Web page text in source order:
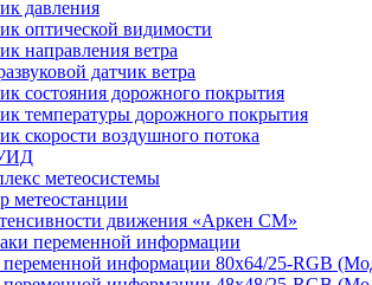
давления
оптической видимости
направления ветра
датчик ветра
состояния дорожного покрытия
температуры дорожного покрытия
скорости воздушного потока
метеосистемы
метеостанции
движения «Аркен СМ»
переменной информации
переменной информации 80х64/25-RGB